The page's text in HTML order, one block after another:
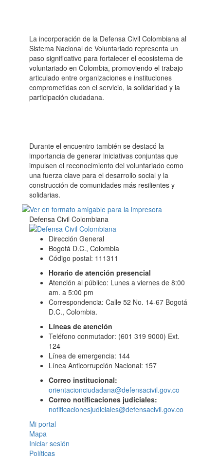
La incorporación de la Defensa Civil Colombiana al
Sistema Nacional de Voluntariado representa un
paso significativo para fortalecer el ecosistema de
voluntariado en Colombia, promoviendo el trabajo
articulado entre organizaciones e instituciones
comprometidas con el servicio, la solidaridad y la
participación ciudadana.
Durante el encuentro también se destacó la
importancia de generar iniciativas conjuntas que
impulsen el reconocimiento del voluntariado como
una fuerza clave para el desarrollo social y la
construcción de comunidades más resilientes y
solidarias.
Defensa Civil Colombiana
Dirección General
Bogotá D.C., Colombia
Código postal: 111311
Horario de atención presencial
Atención al público: Lunes a viernes de 8:00
am. a 5:00 pm
Correspondencia: Calle 52 No. 14-67 Bogotá
D.C., Colombia.
Líneas de atención
Teléfono conmutador: (601 319 9000) Ext.
124
Línea de emergencia: 144
Línea Anticorrupción Nacional: 157
Correo institucional:
orientacionciudadana@defensacivil.gov.co
Correo notificaciones judiciales:
notificacionesjudiciales@defensacivil.gov.co
Mi portal
Mapa
Iniciar sesión
Políticas